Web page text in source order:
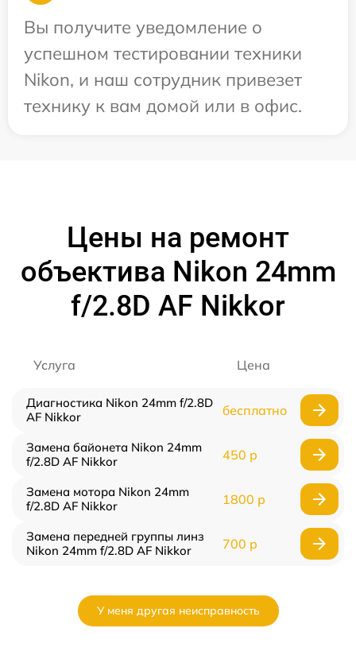
Вы получите уведомление о
успешном тестировании техники
Nikon, и наш сотрудник привезет
технику к вам домой или в офис.
Цены на ремонт
объектива Nikon 24mm
f/2.8D AF Nikkor
Услуга Цена
Диагностика Nikon 24mm f/2.8D
AF Nikkor
бесплатно
Замена байонета Nikon 24mm
f/2.8D AF Nikkor
450 р
Замена мотора Nikon 24mm
f/2.8D AF Nikkor
1800 р
Замена передней группы линз
Nikon 24mm f/2.8D AF Nikkor
700 р
У меня другая неисправность